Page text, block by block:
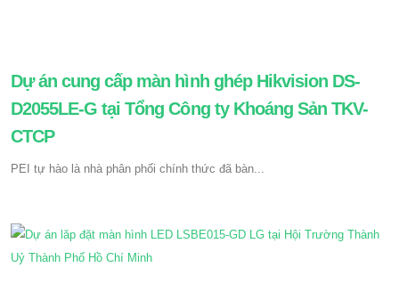
Dự án cung cấp màn hình ghép Hikvision DS-
D2055LE-G tại Tổng Công ty Khoáng Sản TKV-
CTCP
PEI tự hào là nhà phân phối chính thức đã bàn...